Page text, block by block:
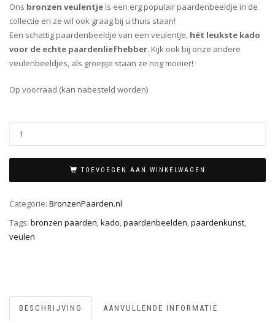
Ons bronzen veulentje is een erg populair paardenbeeldje in de
collectie en ze wil ook graag bij u thuis staan!
Een schattig paardenbeeldje van een veulentje, hét leukste kado
voor de echte paardenliefhebber. Kijk ook bij onze andere
veulenbeeldjes, als groepje staan ze nog mooier!
Op voorraad (kan nabesteld worden)
TOEVOEGEN AAN WINKELWAGEN
Categorie: BronzenPaarden.nl
Tags: bronzen paarden,kado,paardenbeelden,paardenkunst,
veulen
BESCHRIJVING AANVULLENDE INFORMATIE